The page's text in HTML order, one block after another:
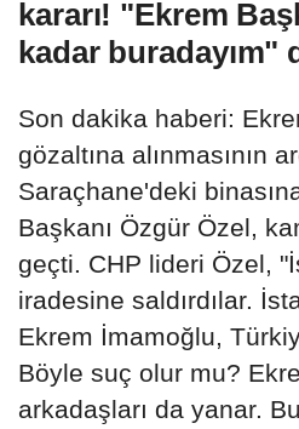
kararı! "Ekrem
kadar buradayım"
Son dakika haberi:
gözaltına alınmasının
Saraçhane'deki
Başkanı Özgür Özel,
geçti. CHP lideri Özel,
iradesine saldırdılar.
Ekrem İmamoğlu,
Böyle suç olur mu?
arkadaşları da yanar.